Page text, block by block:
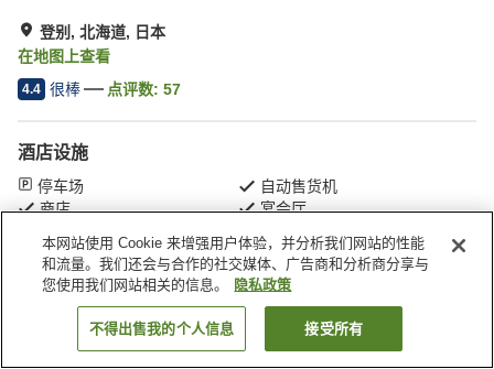
登别, 北海道, 日本
在地图上查看
4.4 很棒 点评数: 57
酒店设施
停车场
自动售货机
商店
宴会厅
首页 日本 北海道 登别 森之汤 山静馆
搜索客房
本网站使用 Cookie 来增强用户体验，并分析我们网站的性能
和流量。我们还会与合作的社交媒体、广告商和分析商分享与
您使用我们网站相关的信息。
隐私政策
不得出售我的个人信息 接受所有